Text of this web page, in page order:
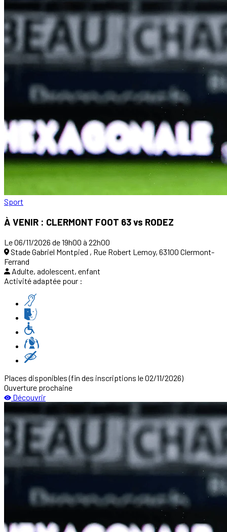
Sport
À VENIR : CLERMONT FOOT 63 vs RODEZ
Le 06/11/2026 de 19h00 à 22h00
Stade Gabriel Montpied , Rue Robert Lemoy, 63100 Clermont-
Ferrand
Adulte, adolescent, enfant
Activité adaptée pour :
Places disponibles(fin des inscriptions le 02/11/2026)
Ouverture prochaine
Découvrir